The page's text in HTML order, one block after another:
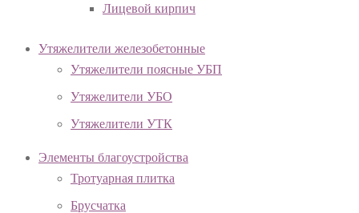
Лицевой кирпич
Утяжелители железобетонные
Утяжелители поясные УБП
Утяжелители УБО
Утяжелители УТК
Элементы благоустройства
Тротуарная плитка
Брусчатка